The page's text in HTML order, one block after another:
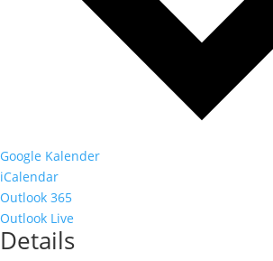
Google Kalender
iCalendar
Outlook 365
Outlook Live
Details